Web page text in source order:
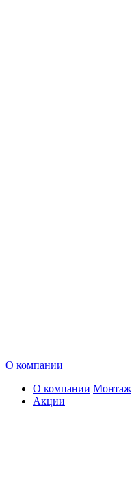
О компании
О компании
Акции
Монтаж